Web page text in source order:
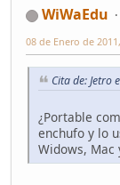
WiWaEdu
08 de Enero de
Cita de: Jetro
¿Portable
enchufo y lo
Widows, Mac